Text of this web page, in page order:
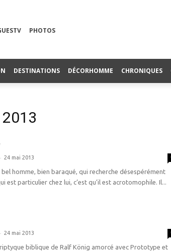
PHOTOS
DESTINATIONS DÉCORHOMME CHRONIQUES
- 24 mai 2013
homme, bien baraqué, qui recherche désespérément
est particulier chez lui, c’est qu’il est acrotomophile. Il...
- 24 mai 2013
biblique de Ralf König amorcé avec Prototype et